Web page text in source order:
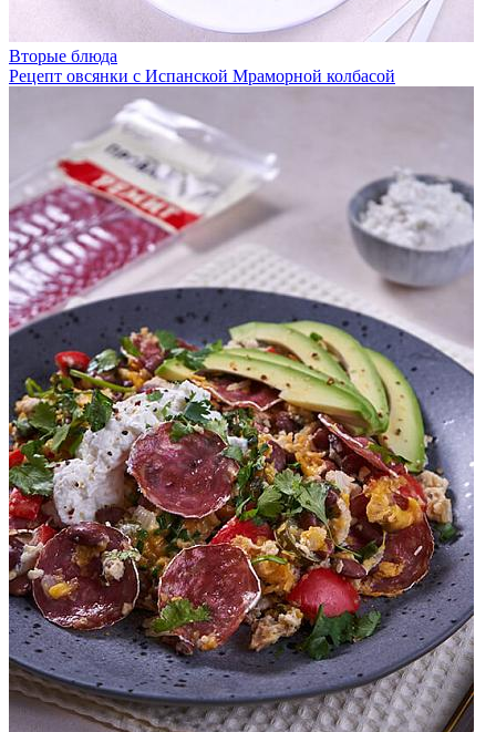
Вторые блюда
Рецепт овсянки с Испанской Мраморной колбасой